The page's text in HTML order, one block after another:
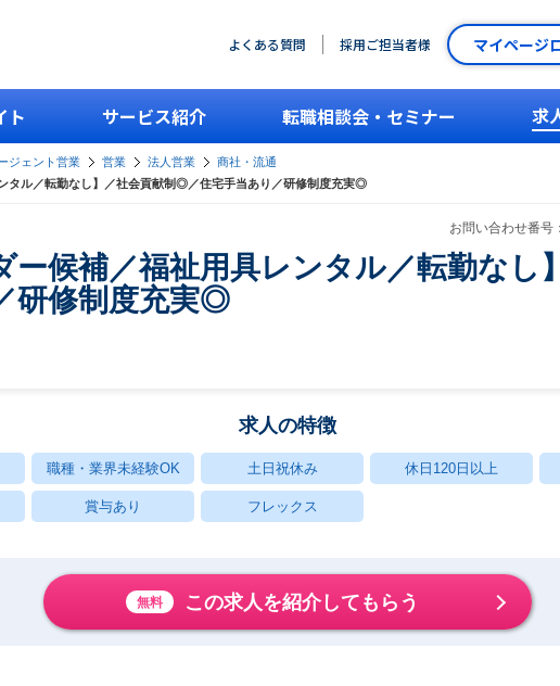
よくある質問 採用ご担当者様 マイページ
ト サービス紹介 転職相談会・セミナー 求
ジェント営業 営業 法人営業
商社・流通
タル／転勤なし】／社会貢献制◎／住宅手当あり／研修制度充実◎
お問い合わせ番
ー候補／福祉用具レンタル／転勤な
研修制度充実◎
求人の特徴
職種・業界未経験OK 土日祝休み 休日120日以上
賞与あり フレックス
無料 この求人を紹介してもらう